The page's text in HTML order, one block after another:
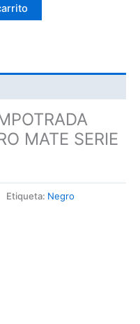
MATE SERIE
Etiqueta: Negro